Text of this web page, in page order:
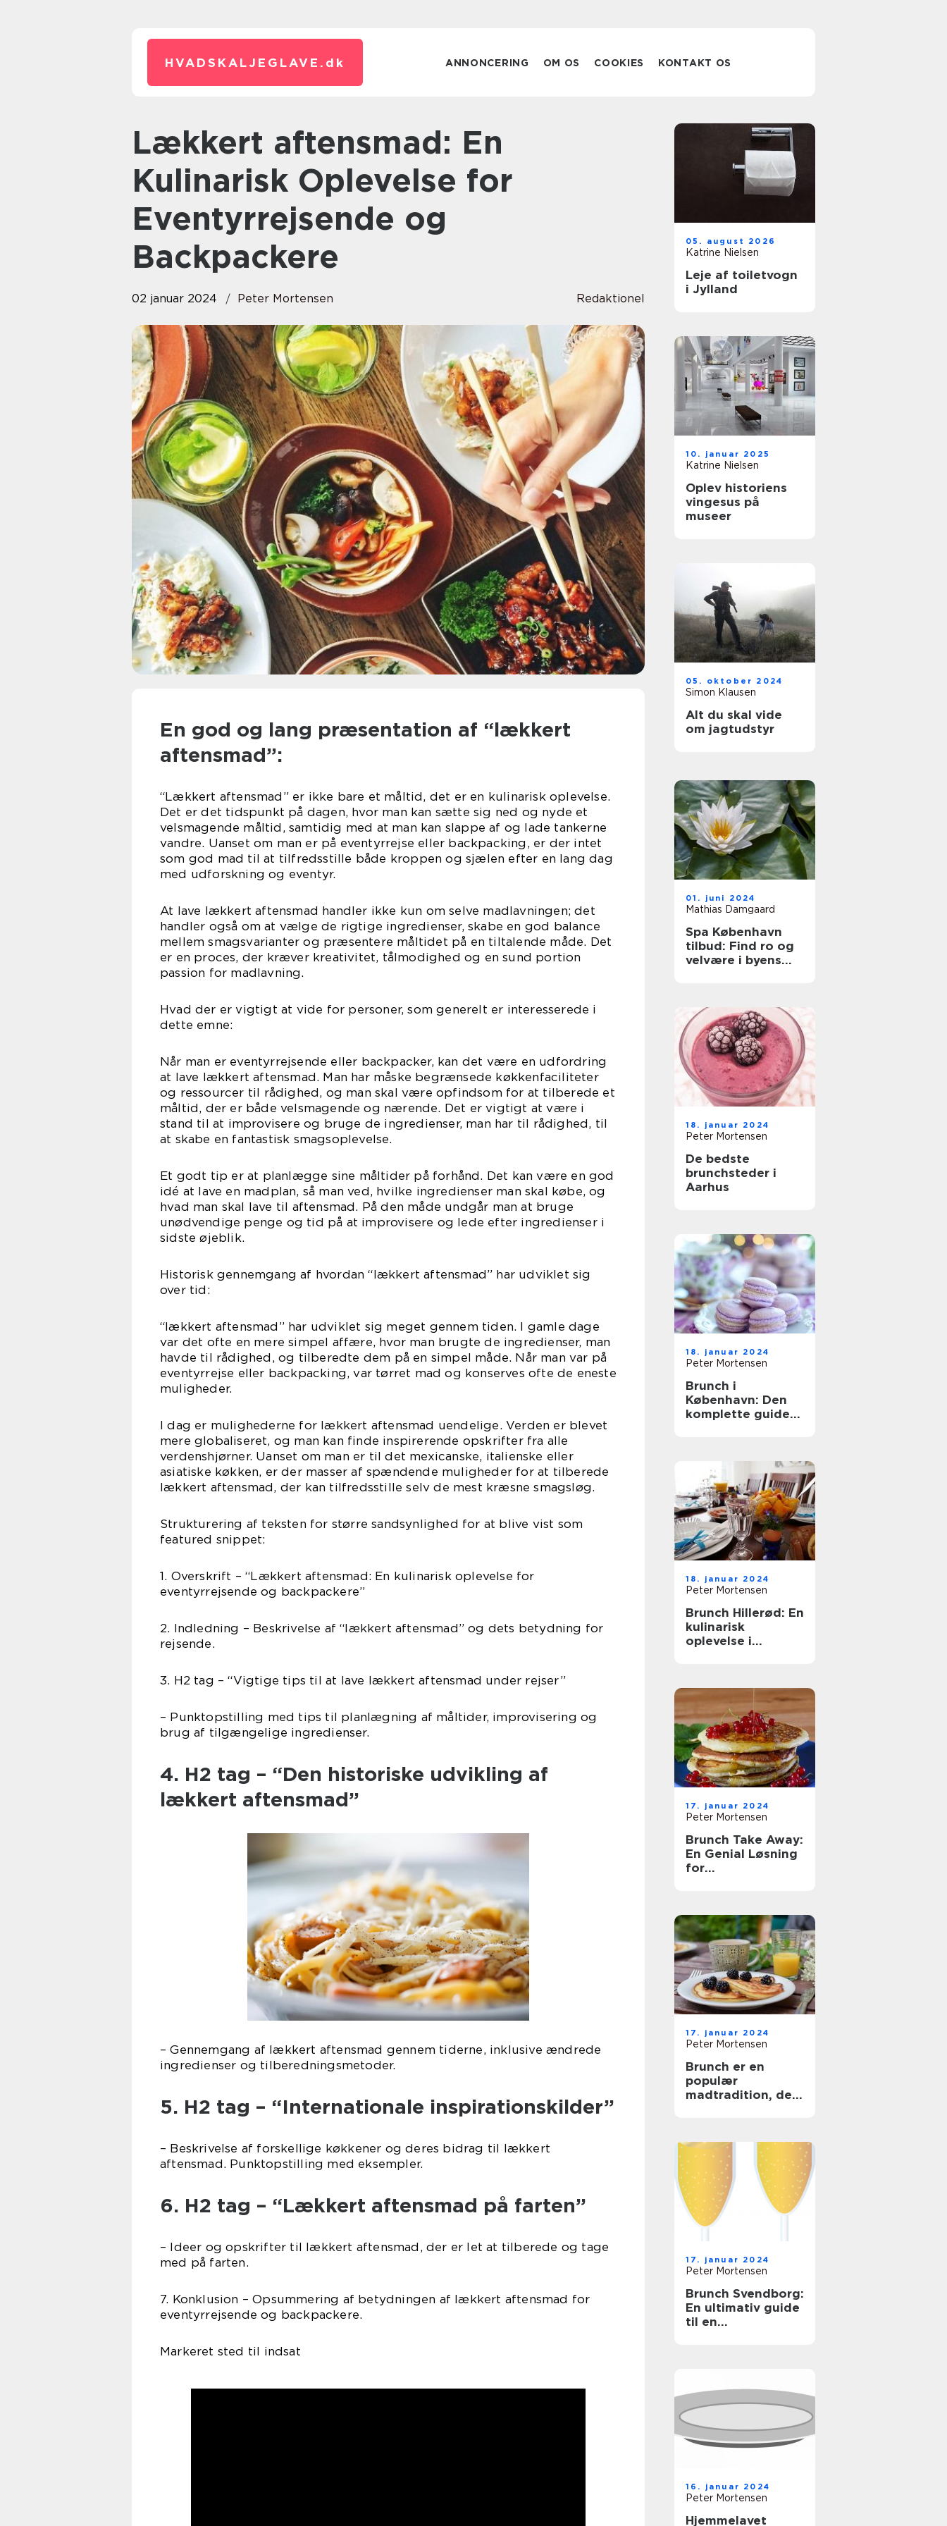
HVADSKALJEGLAVE. dk ANNONCERING OM OS COOKIES KONTAKT OS
Lækkert aftensmad: En
Kulinarisk Oplevelse for
Eventyrrejsende og
Backpackere
02 januar 2024 Peter Mortensen Redaktionel
En god og lang præsentation af “lækkert
aftensmad”:
“Lækkert aftensmad” er ikke bare et måltid, det er en kulinarisk oplevelse.
Det er det tidspunkt på dagen, hvor man kan sætte sig ned og nyde et
velsmagende måltid, samtidig med at man kan slappe af og lade tankerne
vandre. Uanset om man er på eventyrrejse eller backpacking, er der intet
som god mad til at tilfredsstille både kroppen og sjælen efter en lang dag
med udforskning og eventyr.
At lave lækkert aftensmad handler ikke kun om selve madlavningen; det
handler også om at vælge de rigtige ingredienser, skabe en god balance
mellem smagsvarianter og præsentere måltidet på en tiltalende måde. Det
er en proces, der kræver kreativitet, tålmodighed og en sund portion
passion for madlavning.
Hvad der er vigtigt at vide for personer, som generelt er interesserede i
dette emne:
Når man er eventyrrejsende eller backpacker, kan det være en udfordring
at lave lækkert aftensmad. Man har måske begrænsede køkkenfaciliteter
og ressourcer til rådighed, og man skal være opfindsom for at tilberede et
måltid, der er både velsmagende og nærende. Det er vigtigt at være i
stand til at improvisere og bruge de ingredienser, man har til rådighed, til
at skabe en fantastisk smagsoplevelse.
Et godt tip er at planlægge sine måltider på forhånd. Det kan være en god
idé at lave en madplan, så man ved, hvilke ingredienser man skal købe, og
hvad man skal lave til aftensmad. På den måde undgår man at bruge
unødvendige penge og tid på at improvisere og lede efter ingredienser i
sidste øjeblik.
Historisk gennemgang af hvordan “lækkert aftensmad” har udviklet sig
over tid:
“lækkert aftensmad” har udviklet sig meget gennem tiden. I gamle dage
var det ofte en mere simpel affære, hvor man brugte de ingredienser, man
havde til rådighed, og tilberedte dem på en simpel måde. Når man var på
eventyrrejse eller backpacking, var tørret mad og konserves ofte de eneste
muligheder.
I dag er mulighederne for lækkert aftensmad uendelige. Verden er blevet
mere globaliseret, og man kan finde inspirerende opskrifter fra alle
verdenshjørner. Uanset om man er til det mexicanske, italienske eller
asiatiske køkken, er der masser af spændende muligheder for at tilberede
lækkert aftensmad, der kan tilfredsstille selv de mest kræsne smagsløg.
Strukturering af teksten for større sandsynlighed for at blive vist som
featured snippet:
1. Overskrift – “Lækkert aftensmad: En kulinarisk oplevelse for
eventyrrejsende og backpackere”
2. Indledning – Beskrivelse af “lækkert aftensmad” og dets betydning for
rejsende.
3. H2 tag – “Vigtige tips til at lave lækkert aftensmad under rejser”
– Punktopstilling med tips til planlægning af måltider, improvisering og
brug af tilgængelige ingredienser.
4. H2 tag – “Den historiske udvikling af
lækkert aftensmad”
– Gennemgang af lækkert aftensmad gennem tiderne, inklusive ændrede
ingredienser og tilberedningsmetoder.
5. H2 tag – “Internationale inspirationskilder”
– Beskrivelse af forskellige køkkener og deres bidrag til lækkert
aftensmad. Punktopstilling med eksempler.
6. H2 tag – “Lækkert aftensmad på farten”
– Ideer og opskrifter til lækkert aftensmad, der er let at tilberede og tage
med på farten.
7. Konklusion – Opsummering af betydningen af lækkert aftensmad for
eventyrrejsende og backpackere.
Markeret sted til indsat
05. august 2026
Katrine Nielsen
Leje af toiletvogn
i Jylland
10. januar 2025
Katrine Nielsen
Oplev historiens
vingesus på
museer
05. oktober 2024
Simon Klausen
Alt du skal vide
om jagtudstyr
01. juni 2024
Mathias Damgaard
Spa København
tilbud: Find ro og
velvære i byens
18. januar 2024
Peter Mortensen
De bedste
brunchsteder i
Aarhus
18. januar 2024
Peter Mortensen
Brunch i
København: Den
komplette guide
18. januar 2024
Peter Mortensen
Brunch Hillerød: En
kulinarisk
oplevelse i
17. januar 2024
Peter Mortensen
Brunch Take Away:
En Genial Løsning
for
17. januar 2024
Peter Mortensen
Brunch er en
populær
madtradition, der
frokost og giver
folk mulighed for
at nyde en lækker
og afslappet
spiseoplevelse
17. januar 2024
Peter Mortensen
Brunch Svendborg:
En ultimativ guide
til en
16. januar 2024
Peter Mortensen
Hjemmelavet